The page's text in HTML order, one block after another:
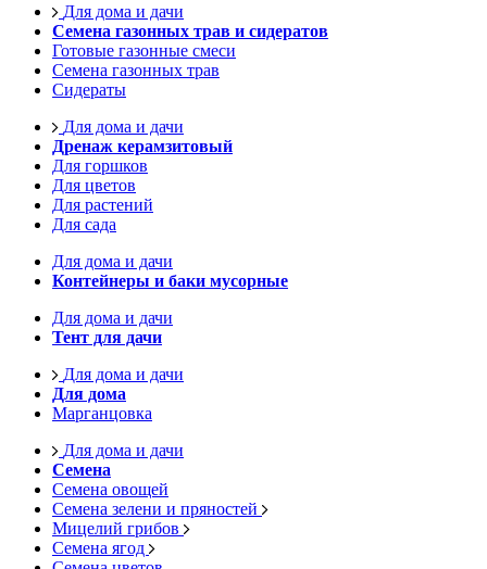
Для дома и дачи
Семена газонных трав и сидератов
Готовые газонные смеси
Семена газонных трав
Сидераты
Для дома и дачи
Дренаж керамзитовый
Для горшков
Для цветов
Для растений
Для сада
Для дома и дачи
Контейнеры и баки мусорные
Для дома и дачи
Тент для дачи
Для дома и дачи
Для дома
Марганцовка
Для дома и дачи
Семена
Семена овощей
Семена зелени и пряностей
Мицелий грибов
Семена ягод